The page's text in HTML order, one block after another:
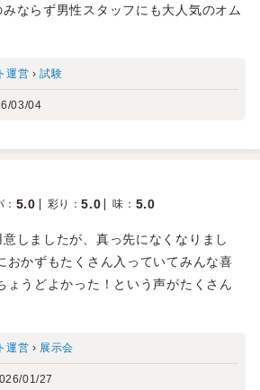
ならず男性スタッフにも大人気のオム
運営 ›試験
03/04
： 5.0 彩り ：5.0 味 ： 5.0
しましたが、真っ先になくなりまし
おかずもたくさん入っていてみんな喜
ょうどよかった！という声がたくさん
運営 › 展示会
01/27